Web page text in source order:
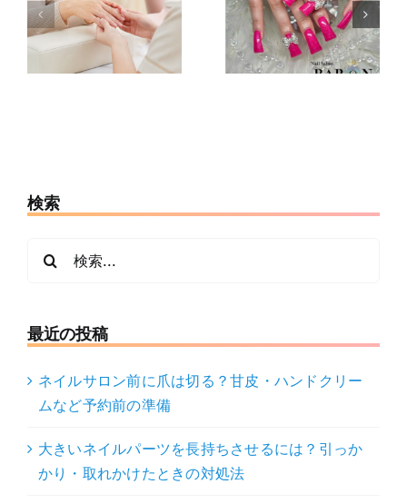
ちさせるに
は？引っかか
り・取れかけ
たときの対処
は大丈夫？水
仕事・サウ
ナ・保湿の注
検索
最近の投稿
ネイルサロン前に爪は切る？甘皮・ハンドクリー
ムなど予約前の準備
大きいネイルパーツを長持ちさせるには？引っか
かり・取れかけたときの対処法